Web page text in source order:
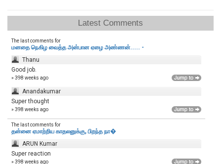
Latest Comments
The last comments for
மனதை நெகிழ வைத்த அன்பான ஏழை அண்ணன்..... -
Thanu
Good job.
» 398 weeks ago
Anandakumar
Super thought
» 398 weeks ago
The last comments for
தன்னை ஏமாற்றிய காதலனுக்கு, பிறந்த நா�
ARUN Kumar
Super reaction
» 398 weeks ago